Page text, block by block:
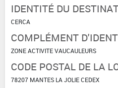
IDENTITÉ DU
CERCA
COMPLÉMENT
ZONE ACTIVITE VAUCAULEURS
CODE POSTAL DE LA
78207 MANTES LA JOLIE CEDEX